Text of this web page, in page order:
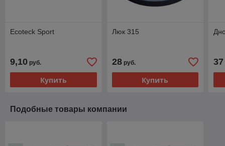
Ecoteck Sport
9,10 руб.
Купить
Люк 315
28руб.
Купить
37
Подобные товары компании